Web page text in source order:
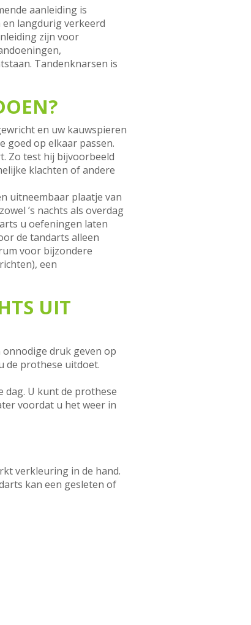
aanleiding is
langdurig verkeerd
zijn voor
Tandenknarsen is
en uw kauwspieren
goed op elkaar passen.
Zo test hij bijvoorbeeld
klachten of andere
uitneembaar plaatje van
’s nachts als overdag
u oefeningen laten
de tandarts alleen
voor bijzondere
een
UIT
druk geven op
de prothese uitdoet.
dag. U kunt de prothese
voordat u het weer in
verkleuring in de hand.
kan een gesleten of